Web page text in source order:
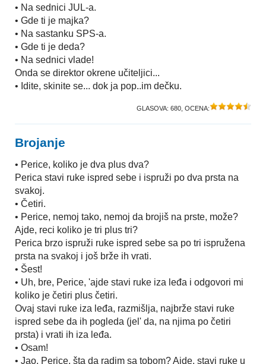
• Na sednici JUL-a.
• Gde ti je majka?
• Na sastanku SPS-a.
• Gde ti je deda?
• Na sednici vlade!
Onda se direktor okrene učiteljici...
• Idite, skinite se... dok ja pop..im dečku.
GLASOVA: 680 , OCENA:
Brojanje
• Perice, koliko je dva plus dva?
Perica stavi ruke ispred sebe i ispruži po dva prsta na
svakoj.
• Četiri.
• Perice, nemoj tako, nemoj da brojiš na prste, može?
Ajde, reci koliko je tri plus tri?
Perica brzo ispruži ruke ispred sebe sa po tri ispružena
prsta na svakoj i još brže ih vrati.
• Šest!
• Uh, bre, Perice, 'ajde stavi ruke iza leđa i odgovori mi
koliko je četiri plus četiri.
Ovaj stavi ruke iza leđa, razmišlja, najbrže stavi ruke
ispred sebe da ih pogleda (jel' da, na njima po četiri
prsta) i vrati ih iza leđa.
• Osam!
• Jao, Perice, šta da radim sa tobom? Ajde, stavi ruke u